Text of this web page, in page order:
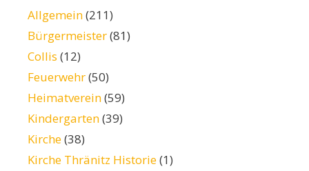
Allgemein(211)
Bürgermeister(81)
Collis (12)
Feuerwehr(50)
Heimatverein(59)
Kindergarten(39)
Kirche(38)
Kirche Thränitz Historie(1)